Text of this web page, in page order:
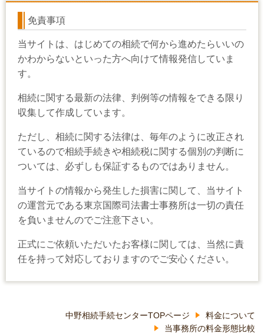
免責事項
当サイトは、はじめての相続で何から進めたらいいの
かわからないといった方へ向けて情報発信していま
す。
相続に関する最新の法律、判例等の情報をできる限り
収集して作成しています。
ただし、相続に関する法律は、毎年のように改正され
ているので相続手続きや相続税に関する個別の判断に
ついては、必ずしも保証するものではありません。
当サイトの情報から発生した損害に関して、当サイト
の運営元である東京国際司法書士事務所は一切の責任
を負いませんのでご注意下さい。
正式にご依頼いただいたお客様に関しては、当然に責
任を持って対応しておりますのでご安心ください。
中野相続手続センターTOPページ
料金について
当事務所の料金形態比較